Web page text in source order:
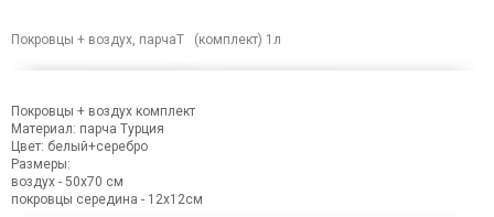
Покровцы + воздух, парчаТ (комплект) 1л
Покровцы + воздух комплект
Материал: парча Турция
Цвет: белый+серебро
Размеры:
воздух - 50х70 см
покровцы середина - 12х12см